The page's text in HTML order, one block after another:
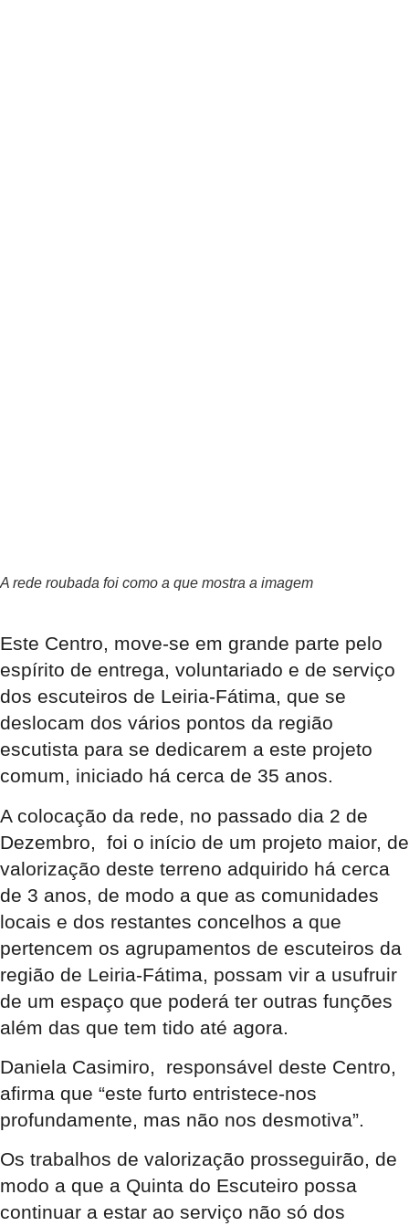
A rede roubada foi como a que mostra a imagem
Este Centro, move-se em grande parte pelo
espírito de entrega, voluntariado e de serviço
dos escuteiros de Leiria-Fátima, que se
deslocam dos vários pontos da região
escutista para se dedicarem a este projeto
comum, iniciado há cerca de 35 anos.
A colocação da rede, no passado dia 2 de
Dezembro, foi o início de um projeto maior, de
valorização deste terreno adquirido há cerca
de 3 anos, de modo a que as comunidades
locais e dos restantes concelhos a que
pertencem os agrupamentos de escuteiros da
região de Leiria-Fátima, possam vir a usufruir
de um espaço que poderá ter outras funções
além das que tem tido até agora.
Daniela Casimiro, responsável deste Centro,
afirma que “este furto entristece-nos
profundamente, mas não nos desmotiva”.
Os trabalhos de valorização prosseguirão, de
modo a que a Quinta do Escuteiro possa
continuar a estar ao serviço não só dos